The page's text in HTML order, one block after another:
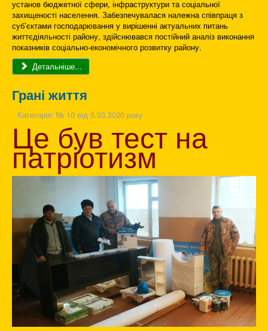
установ бюджетної сфери, інфраструктури та соціальної
захищеності населення. Забезпечувалася належна співпраця з
суб’єктами господарювання у вирішенні актуальних питань
життєдіяльності району, здійснювався постійний аналіз виконання
показників соціально-економічного розвитку району.
Детальніше...
Грані життя
Категорія: № 10 від 5.03.2020 року
Це був тест на
патріотизм